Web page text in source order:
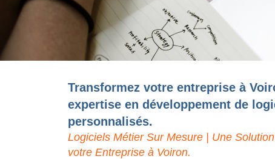
Transformez votre entreprise à
expertise en développement de
personnalisés.
Logiciels Métier Sur Mesure | Une
votre Entreprise à Voiron.